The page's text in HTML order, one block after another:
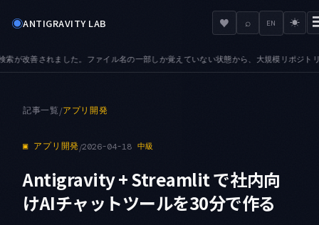
◉ANTIGRAVITY LAB ♥ ⌕ EN ☀
大規模リポジトリでも目的のファイルへ辿り着けます●AUDIO — 音声ファイルの
記事一覧/アプリ開発
▣ アプリ開発/2026-04-18 中級
Antigravity + Streamlit で社内向
けAIチャットツールを30分で作る